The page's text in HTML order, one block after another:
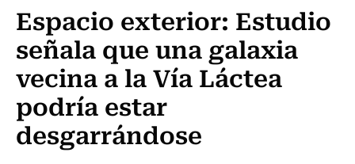
Espacio exterior: Estudio
señala que una galaxia
vecina a la Vía Láctea
podría estar
desgarrándose